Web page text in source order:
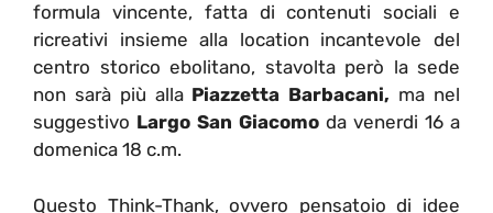
formula vincente, fatta di contenuti sociali e
ricreativi insieme alla location incantevole del
centro storico ebolitano, stavolta però la sede
non sarà più alla Piazzetta Barbacani, ma nel
suggestivo Largo San Giacomo da venerdi 16 a
domenica 18 c.m.
Questo Think-Thank, ovvero pensatoio di idee